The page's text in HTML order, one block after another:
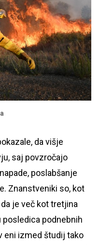
da višje
saj povzročajo
poslabšanje
Znanstveniki so, kot
je več kot tretjina
podnebnih
eni izmed študij tako